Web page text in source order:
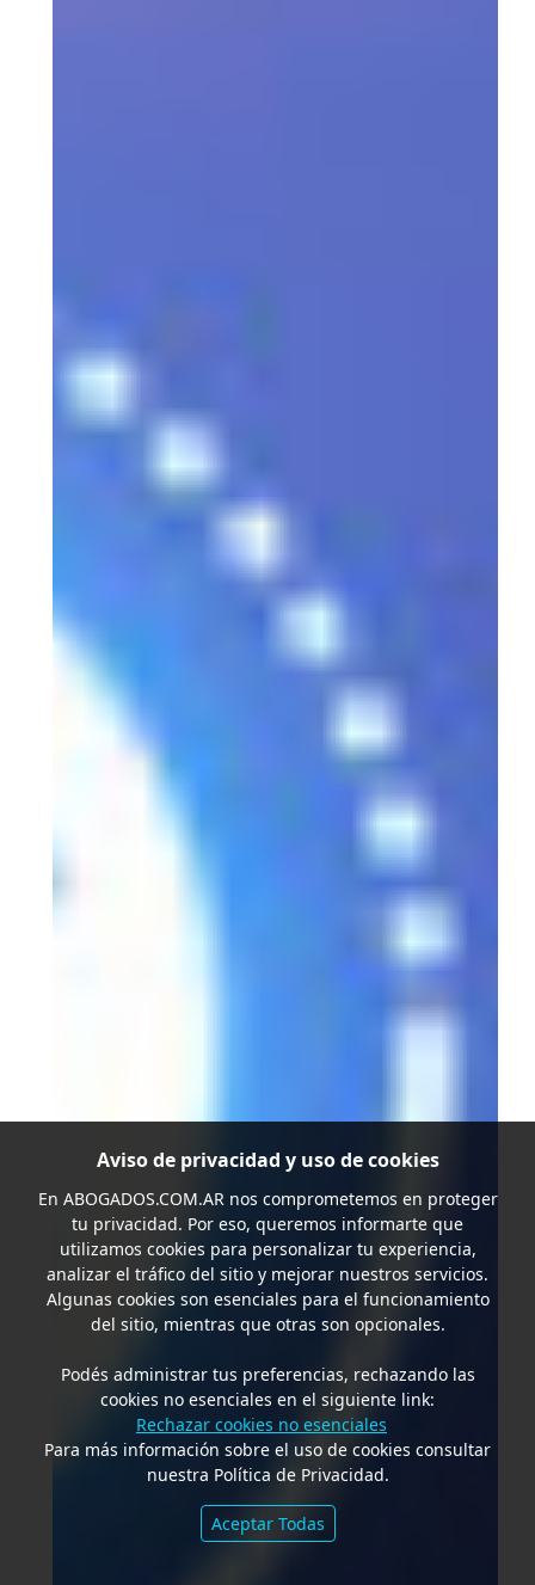
Aviso de privacidad y uso de cookies
En ABOGADOS.COM.ARnos comprometemos en proteger
tu privacidad. Por eso, queremos informarte que
utilizamos cookies para personalizar tu experiencia,
analizar el tráfico del sitio y mejorar nuestros servicios.
Algunas cookies son esenciales para el funcionamiento
del sitio, mientras que otras son opcionales.
Podés administrar tus preferencias, rechazando las
cookies no esenciales en el siguiente link:
Rechazar cookies no esenciales
Para más información sobre el uso de cookies consultar
nuestra Política de Privacidad.
Aceptar Todas